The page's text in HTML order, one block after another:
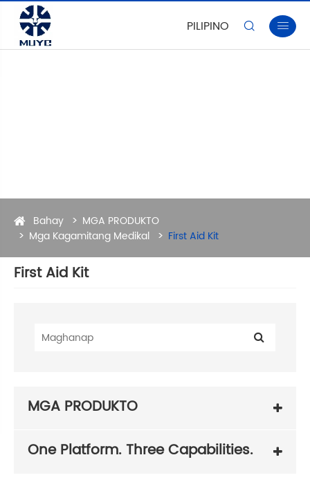
PILIPINO  
Bahay
MGA PRODUKTO
Mga Kagamitang Medikal
First Aid Kit
First Aid Kit
MGA PRODUKTO
One Platform. Three Capabilities.